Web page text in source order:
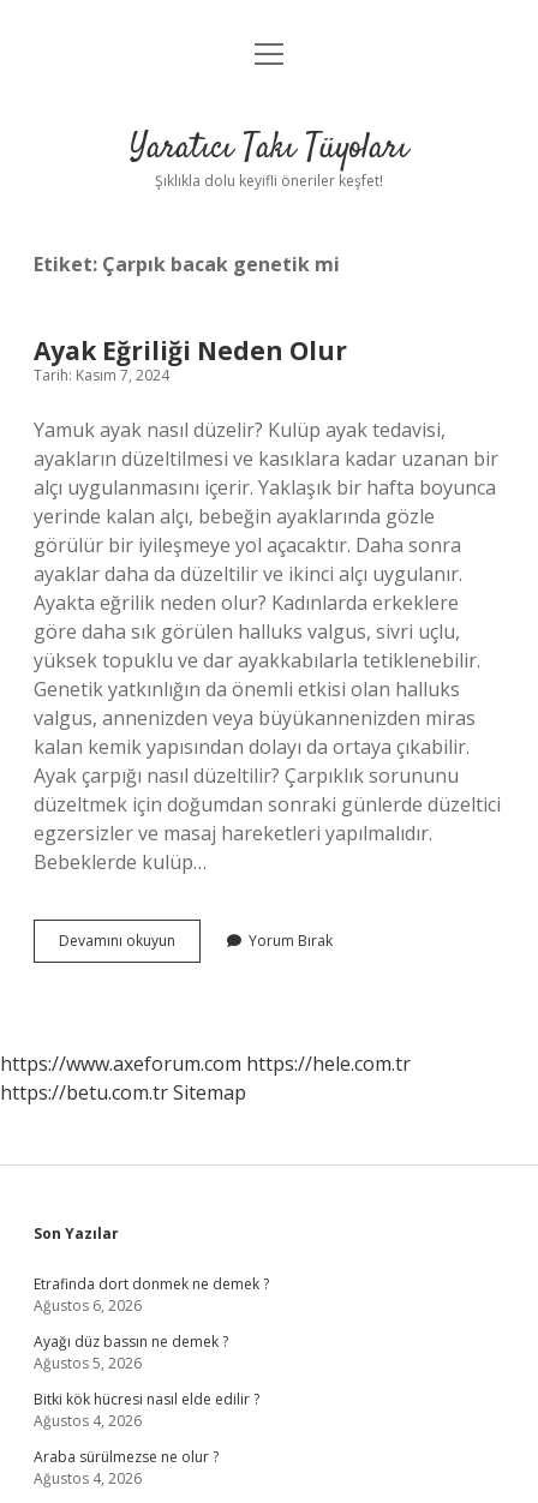
Anasayfa
Yasal Uyarı
menüyü
Yaratıcı Takı Tüyoları
Şıklıkla dolu keyifli öneriler keşfet!
Etiket: Çarpık bacak genetik mi
Ayak Eğriliği Neden Olur
Tarih: Kasım 7, 2024
Yamuk ayak nasıl düzelir? Kulüp ayak tedavisi,
ayakların düzeltilmesi ve kasıklara kadar uzanan bir
alçı uygulanmasını içerir. Yaklaşık bir hafta boyunca
yerinde kalan alçı, bebeğin ayaklarında gözle
görülür bir iyileşmeye yol açacaktır. Daha sonra
ayaklar daha da düzeltilir ve ikinci alçı uygulanır.
Ayakta eğrilik neden olur? Kadınlarda erkeklere
göre daha sık görülen halluks valgus, sivri uçlu,
yüksek topuklu ve dar ayakkabılarla tetiklenebilir.
Genetik yatkınlığın da önemli etkisi olan halluks
valgus, annenizden veya büyükannenizden miras
kalan kemik yapısından dolayı da ortaya çıkabilir.
Ayak çarpığı nasıl düzeltilir? Çarpıklık sorununu
düzeltmek için doğumdan sonraki günlerde düzeltici
egzersizler ve masaj hareketleri yapılmalıdır.
Bebeklerde kulüp…
Devamını okuyun
Eğriliği
Yorum Bırak
https://www.axeforum.com https://hele.com.tr
https://betu.com.trSitemap
Sidebar
Son Yazılar
Etrafinda dort donmek ne demek ?
Ağustos 6, 2026
Ayağı düz bassın ne demek ?
Ağustos 5, 2026
Bitki kök hücresi nasıl elde edilir ?
Ağustos 4, 2026
Araba sürülmezse ne olur ?
Ağustos 4, 2026